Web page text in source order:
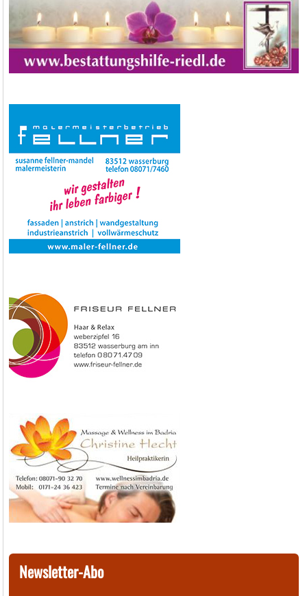
Newsletter-Abo